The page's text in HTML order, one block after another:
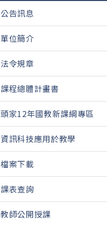
公告訊息
單位簡介
法令規章
課程總體計畫書
頭家12年國教新課綱專區
資訊科技應用於教學
檔案下載
課表查詢
教師公開授課